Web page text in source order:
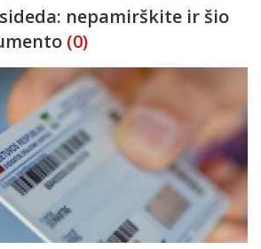
nepamirškite ir šio
(0)